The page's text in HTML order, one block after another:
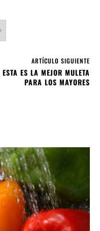
ARTÍCULO SIGUIENTE
ESTA ES LA MEJOR MULETA
PARA LOS MAYORES